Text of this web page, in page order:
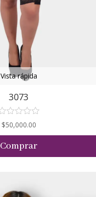
Vista rápida
3073
$50,000.00
Comprar